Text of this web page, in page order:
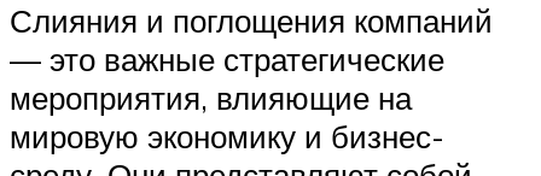
Слияния и поглощения компаний
— это важные стратегические
мероприятия, влияющие на
мировую экономику и бизнес-